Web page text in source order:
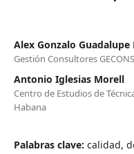
Alex Gonzalo Guadalupe
Gestión Consultores
Antonio Iglesias Morell
Centro de Estudios de
Habana
Palabras clave: calidad,